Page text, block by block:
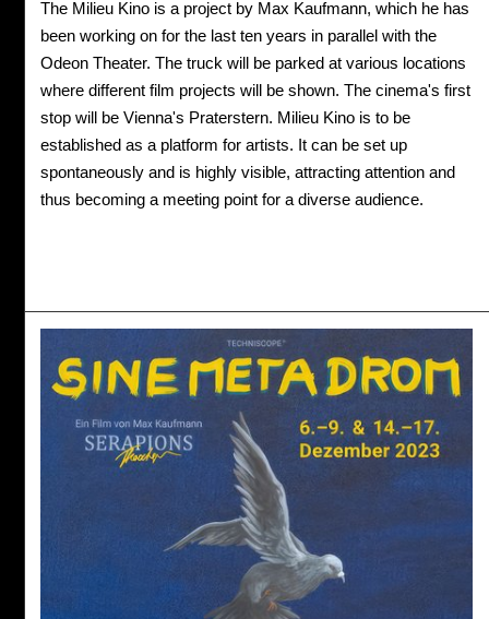
The Milieu Kino is a project by Max Kaufmann, which he has
been working on for the last ten years in parallel with the
Odeon Theater. The truck will be parked at various locations
where different film projects will be shown. The cinema's first
stop will be Vienna's Praterstern. Milieu Kino is to be
established as a platform for artists. It can be set up
spontaneously and is highly visible, attracting attention and
thus becoming a meeting point for a diverse audience.